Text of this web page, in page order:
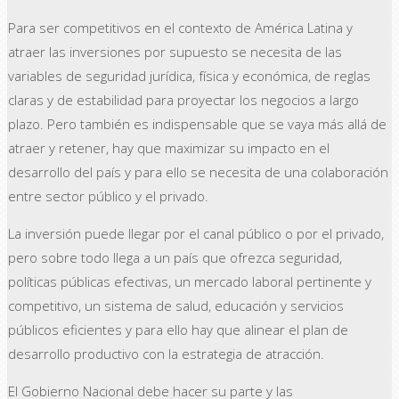
Para ser competitivos en el contexto de América Latina y
atraer las inversiones por supuesto se necesita de las
variables de seguridad jurídica, física y económica, de reglas
claras y de estabilidad para proyectar los negocios a largo
plazo. Pero también es indispensable que se vaya más allá de
atraer y retener, hay que maximizar su impacto en el
desarrollo del país y para ello se necesita de una colaboración
entre sector público y el privado.
La inversión puede llegar por el canal público o por el privado,
pero sobre todo llega a un país que ofrezca seguridad,
políticas públicas efectivas, un mercado laboral pertinente y
competitivo, un sistema de salud, educación y servicios
públicos eficientes y para ello hay que alinear el plan de
desarrollo productivo con la estrategia de atracción.
El Gobierno Nacional debe hacer su parte y las